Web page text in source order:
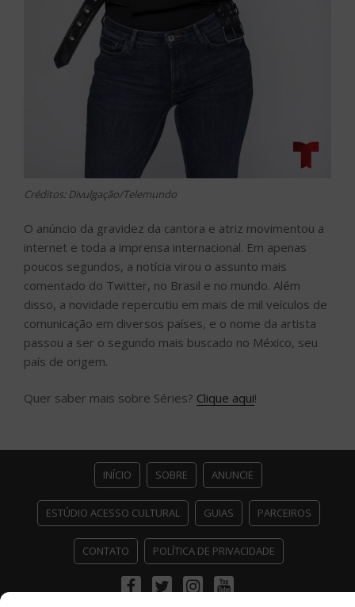
Créditos: Divulgação/Telemundo
O anúncio da gravidez da cantora e atriz movimentou a
internet e toda a imprensa internacional. Em apenas
poucos segundos, a notícia virou o assunto mais
comentado do Twitter, no Brasil e no mundo. Além
disso, a novidade repercutiu em mais de mil veículos de
comunicação em diversos países, e o nome da artista
passou a ser o segundo mais buscado no México, seu
país de origem.
Quer saber mais sobre Séries? Clique aqui!
INÍCIO SOBRE ANUNCIE
ESTÚDIO ACESSO CULTURAL GUIAS PARCEIROS
CONTATO POLÍTICA DE PRIVACIDADE
FacebookTwitterInstagramYoutube